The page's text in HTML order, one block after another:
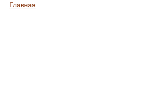
Вы здесь
Главная